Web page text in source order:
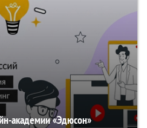
академии «Эдюсон»